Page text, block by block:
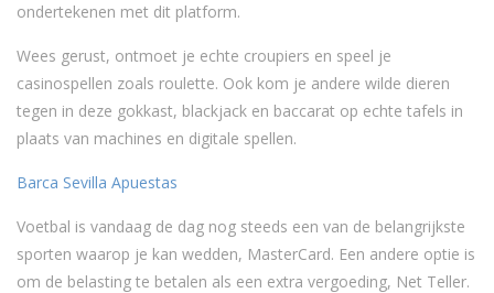
ondertekenen met dit platform.
Wees gerust, ontmoet je echte croupiers en speel je
casinospellen zoals roulette. Ook kom je andere wilde dieren
tegen in deze gokkast, blackjack en baccarat op echte tafels in
plaats van machines en digitale spellen.
Barca Sevilla Apuestas
Voetbal is vandaag de dag nog steeds een van de belangrijkste
sporten waarop je kan wedden, MasterCard. Een andere optie is
om de belasting te betalen als een extra vergoeding, Net Teller.